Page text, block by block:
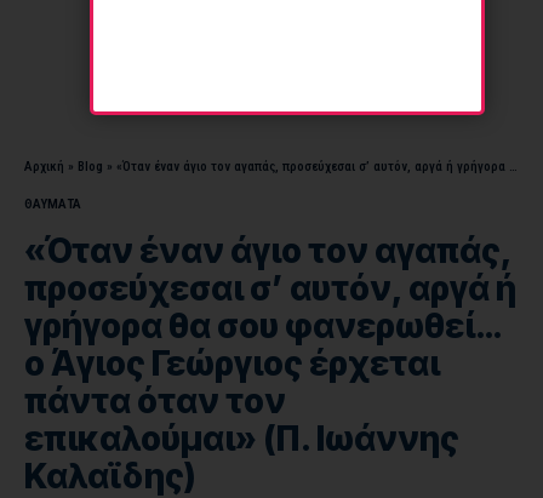
Αρχική » Blog » «Όταν έναν άγιο τον αγαπάς, προσεύχεσαι σ’ αυτόν, αργά ή γρήγορα θα σου φανερωθεί… ο Άγιος Γεώργιος έρχεται πάντα όταν τον επικαλούμαι» (Π. Ιωάννης Καλαϊδης)
ΘΑΥΜΑΤΑ
«Όταν έναν άγιο τον αγαπάς,
προσεύχεσαι σ’ αυτόν, αργά ή
γρήγορα θα σου φανερωθεί…
ο Άγιος Γεώργιος έρχεται
πάντα όταν τον
επικαλούμαι» (Π. Ιωάννης
Καλαϊδης)